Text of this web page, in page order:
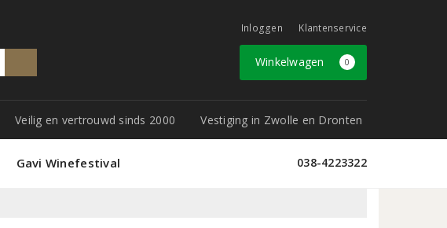
Inloggen Klantenservice
Winkelwagen 0
Veilig en vertrouwd sinds 2000 Vestiging in Zwolle en Dronten
Gavi Winefestival 038-4223322